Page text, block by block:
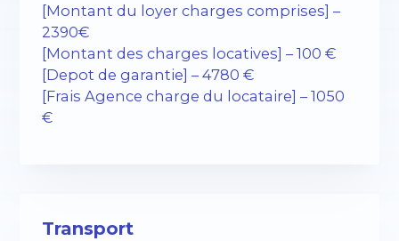
[Montant du loyer charges comprises] –
2390€
[Montant des charges locatives] – 100 €
[Depot de garantie] – 4780 €
[Frais Agence charge du locataire] – 1050
€
Transport